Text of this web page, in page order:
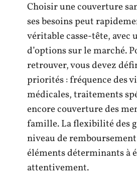
Choisir une couverture
ses besoins peut
véritable casse-tête,
d’options sur le marché.
retrouver, vous devez
priorités : fréquence des
médicales, traitements
encore couverture des
famille. La flexibilité des
niveau de
éléments déterminants à
attentivement.